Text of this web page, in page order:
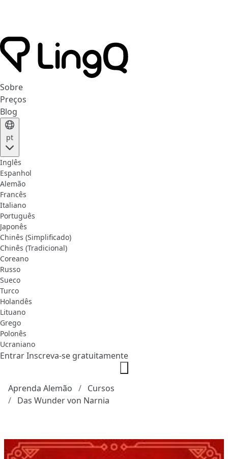
Sobre
Preços
Blog
pt
Inglês
Espanhol
Alemão
Francês
Italiano
Português
Japonês
Chinês (Simplificado)
Chinês (Tradicional)
Coreano
Russo
Sueco
Turco
Holandês
Lituano
Grego
Polonês
Ucraniano
EntrarInscreva-se gratuitamente
Aprenda Alemão
Cursos
Das Wunder von Narnia